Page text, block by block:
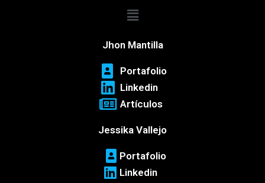
Menú
Jhon Mantilla
Portafolio
Linkedin
Artículos
Jessika Vallejo
Portafolio
Linkedin